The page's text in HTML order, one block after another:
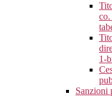
co.
1-
Sanzioni